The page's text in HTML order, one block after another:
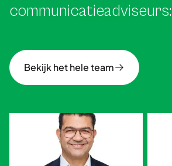
communicatieadviseurs:
Bekijk het hele team